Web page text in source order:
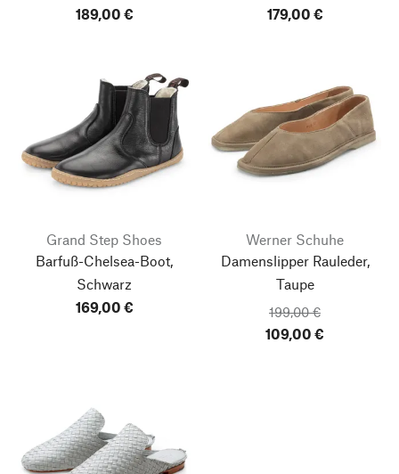
189,00 €
179,00 €
Grand Step Shoes
Barfuß-Chelsea-Boot,
Schwarz
169,00 €
Werner Schuhe
Damenslipper Rauleder,
Taupe
199,00 €
109,00 €